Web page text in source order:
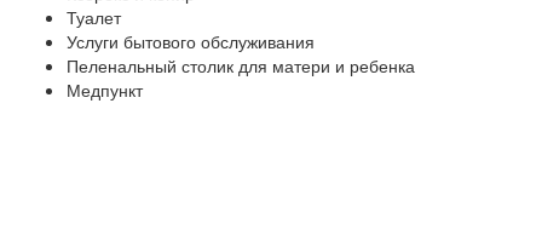
Туалет
Услуги бытового обслуживания
Пеленальный столик для матери и ребенка
Медпункт